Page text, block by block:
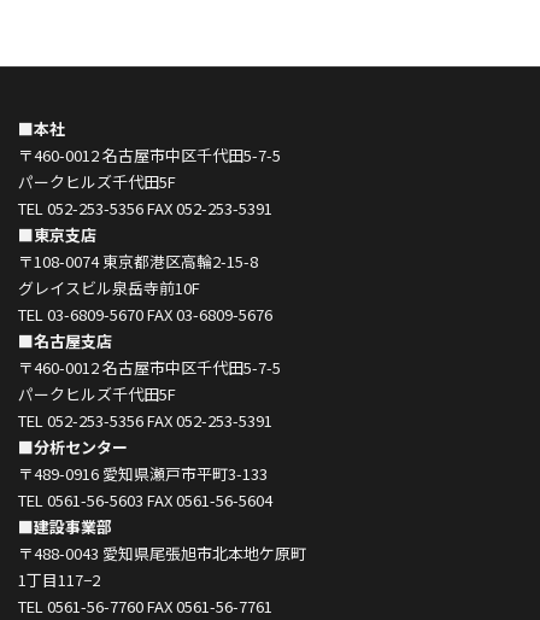
■本社
〒460-0012 名古屋市中区千代田5-7-5
パークヒルズ千代田5F
TEL 052-253-5356 FAX 052-253-5391
■東京支店
〒108-0074 東京都港区高輪2-15-8
グレイスビル泉岳寺前10F
TEL 03-6809-5670 FAX 03-6809-5676
■名古屋支店
〒460-0012 名古屋市中区千代田5-7-5
パークヒルズ千代田5F
TEL 052-253-5356 FAX 052-253-5391
■分析センター
〒489-0916 愛知県瀬戸市平町3-133
TEL 0561-56-5603 FAX 0561-56-5604
■建設事業部
〒488-0043 愛知県尾張旭市北本地ケ原町
1丁目117−2
TEL 0561-56-7760 FAX 0561-56-7761